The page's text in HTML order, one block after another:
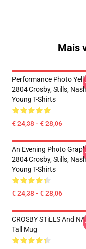
Mais
Performance Photo
2804 Crosby, Stills, Nash
Young T-Shirts
€ 24,38 - € 28,06
An Evening Photo
2804 Crosby, Stills, Nash
Young T-Shirts
€ 24,38 - € 28,06
CROSBY STiLLS And
Tall Mug